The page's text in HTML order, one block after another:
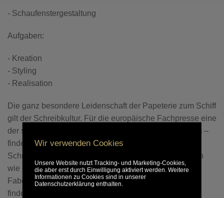
- Schaufenstergestaltung
Aufgaben:
- Kreation
- Styling
- Realisation
Die ganz besondere Leidenschaft der Papeterie zum Schiff
gilt der Schreibkultur. Für die europäische Fachpresse eine
der schönsten Papeterien im deutschsprachigen Raum –
findest du eine umfassende Auswahl an wertvollen
Schreibgeräten. Das Angebot umfasst führende Marken
wie Caran d’Ache, Lamy, Faber-Castell und Graf von
Faber-Castell, Kaweco und Montblanc. Und natürlich
findest du dort auch alles weitere rund um die
Wir verwenden Cookies
Unsere Website nutzt Tracking- und Marketing-Cookies,
die aber erst durch Einwilligung aktiviert werden. Weitere
Informationen zu Cookies sind in unserer
Datenschutzerklärung enthalten.